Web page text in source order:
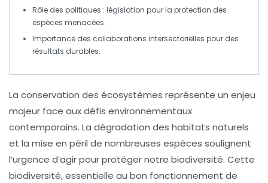
Rôle des politiques : législation pour la protection des
espèces menacées.
Importance des collaborations intersectorielles pour des
résultats durables.
La conservation des écosystèmes représente un enjeu
majeur face aux défis environnementaux
contemporains. La dégradation des habitats naturels
et la mise en péril de nombreuses espèces soulignent
l’urgence d’agir pour protéger notre biodiversité. Cette
biodiversité, essentielle au bon fonctionnement de